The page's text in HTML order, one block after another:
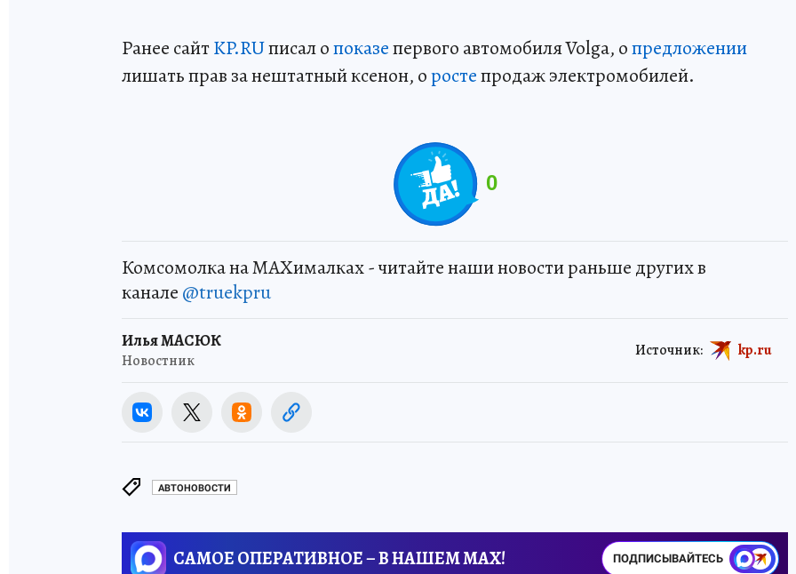
Ранее сайтKP.RUписал опоказепервого автомобиля Volga, опредложении
лишать прав за нештатный ксенон, оростепродаж электромобилей.
0
Комсомолка на MAXималках - читайте наши новости раньше других в
канале @truekpru
Илья МАСЮК
Новостник
Источник: kp.ru
АВТОНОВОСТИ
САМОЕ ОПЕРАТИВНОЕ – В НАШЕМ MAX! ПОДПИСЫВАЙТЕСЬ